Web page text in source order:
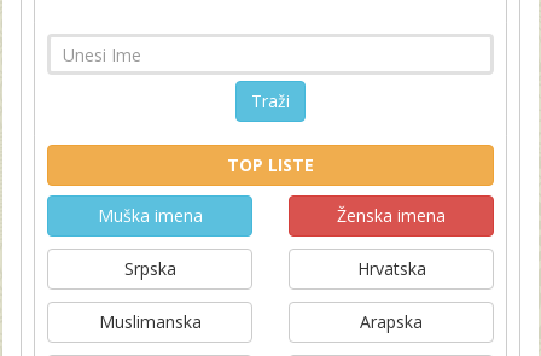
Traži
TOP LISTE
Muška imena Ženska imena
Srpska Hrvatska
Muslimanska Arapska